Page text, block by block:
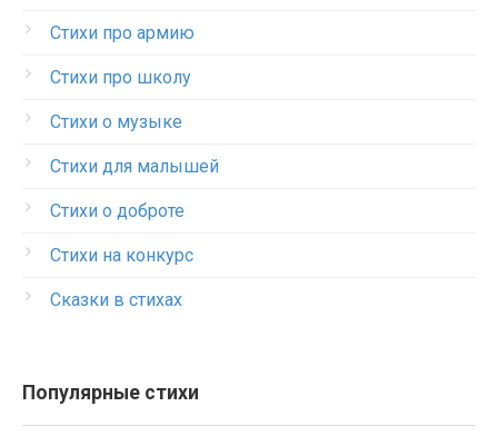
Стихи про армию
Стихи про школу
Стихи о музыке
Стихи для малышей
Стихи о доброте
Стихи на конкурс
Сказки в стихах
Популярные стихи